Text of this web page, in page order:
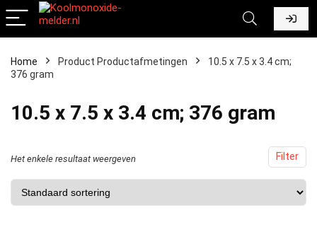
Home Product Productafmetingen
‎10.5 x 7.5 x 3.4 cm;
376 gram
‎10.5 x 7.5 x 3.4 cm; 376 gram
Filter
Het enkele resultaat weergeven